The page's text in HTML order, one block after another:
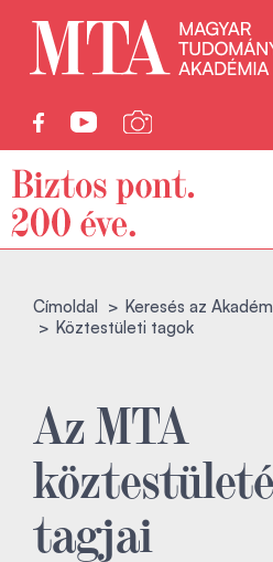
Címoldal
Keresés az
Köztestületi tagok
Az MTA
tagjai